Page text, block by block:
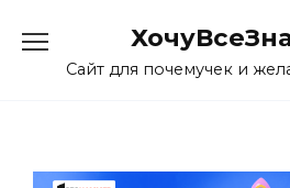
contentСайт для почемучек и